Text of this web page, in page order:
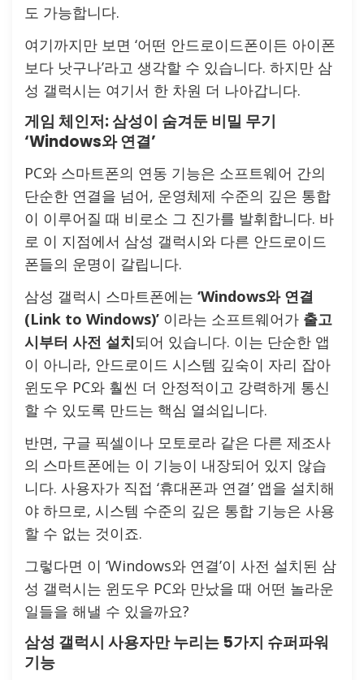
도 가능합니다.
여기까지만 보면 ‘어떤 안드로이드폰이든 아이폰
보다 낫구나’라고 생각할 수 있습니다. 하지만 삼
성 갤럭시는 여기서 한 차원 더 나아갑니다.
게임 체인저: 삼성이 숨겨둔 비밀 무기
‘Windows와 연결’
PC와 스마트폰의 연동 기능은 소프트웨어 간의
단순한 연결을 넘어, 운영체제 수준의 깊은 통합
이 이루어질 때 비로소 그 진가를 발휘합니다. 바
로 이 지점에서 삼성 갤럭시와 다른 안드로이드
폰들의 운명이 갈립니다.
삼성 갤럭시 스마트폰에는 ‘Windows와 연결
(Link to Windows)’ 이라는 소프트웨어가 출고
시부터 사전 설치되어 있습니다. 이는 단순한 앱
이 아니라, 안드로이드 시스템 깊숙이 자리 잡아
윈도우 PC와 훨씬 더 안정적이고 강력하게 통신
할 수 있도록 만드는 핵심 열쇠입니다.
반면, 구글 픽셀이나 모토로라 같은 다른 제조사
의 스마트폰에는 이 기능이 내장되어 있지 않습
니다. 사용자가 직접 ‘휴대폰과 연결’ 앱을 설치해
야 하므로, 시스템 수준의 깊은 통합 기능은 사용
할 수 없는 것이죠.
그렇다면 이 ‘Windows와 연결’이 사전 설치된 삼
성 갤럭시는 윈도우 PC와 만났을 때 어떤 놀라운
일들을 해낼 수 있을까요?
삼성 갤럭시 사용자만 누리는 5가지 슈퍼파워
기능